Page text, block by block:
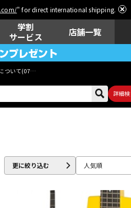
" for direct international shipping.
学割
サービス
店舗一覧
ついて(07月29日
詳細
アンプ
更に絞り込む 人気順